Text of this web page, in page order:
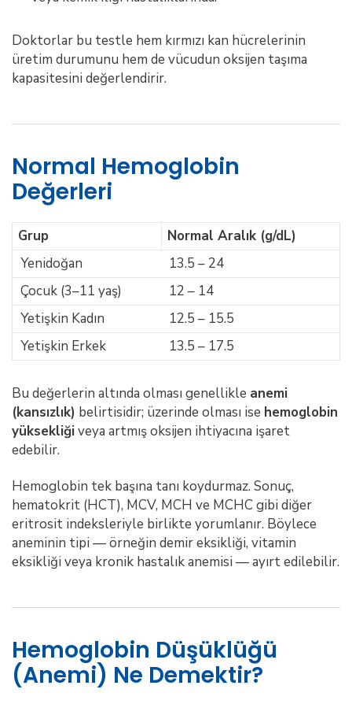
Doktorlar bu testle hem kırmızı kan hücrelerinin
üretim durumunu hem de vücudun oksijen taşıma
kapasitesini değerlendirir.
Normal Hemoglobin
Değerleri
Grup
Normal Aralık (g/dL)
Yenidoğan
13.5 – 24
Çocuk (3–11 yaş)
12 – 14
Yetişkin Kadın
12.5 – 15.5
Yetişkin Erkek
13.5 – 17.5
Bu değerlerin altında olması genellikle anemi
(kansızlık) belirtisidir; üzerinde olması ise hemoglobin
yüksekliğiveya artmış oksijen ihtiyacına işaret
edebilir.
Hemoglobin tek başına tanı koydurmaz. Sonuç,
hematokrit (HCT), MCV, MCH ve MCHC gibi diğer
eritrosit indeksleriyle birlikte yorumlanır. Böylece
aneminin tipi — örneğin demir eksikliği, vitamin
eksikliği veya kronik hastalık anemisi — ayırt edilebilir.
Hemoglobin Düşüklüğü
(Anemi) Ne Demektir?